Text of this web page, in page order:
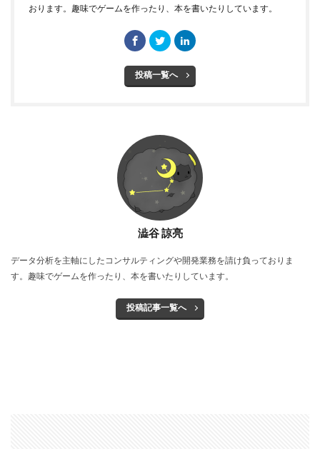
おります。趣味でゲームを作ったり、本を書いたりしています。
投稿一覧へ
澁谷 諒亮
データ分析を主軸にしたコンサルティングや開発業務を請け負っておりま
す。趣味でゲームを作ったり、本を書いたりしています。
投稿記事一覧へ